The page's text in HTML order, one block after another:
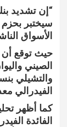
سيختبر بحزم
الأسواق
حيث توقع أن
الصيني
الفيدرالي
كما أظهر